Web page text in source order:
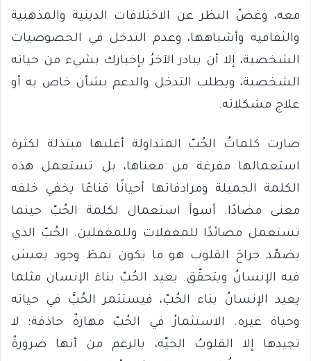
معه، وغضّ النظر عن الاختلافات الدينية والمذهبية
والثقافية وأشباهها، وعدم التدخل في الخصوصيات
الشخصية، إلا أن يبادر الآخرُ بإخبارك بشيء من حياته
الشخصية، ويطلب التدخل والدعم بشأن خاص به أو
علاج مشكلاته.‏
صارت كلماتُ الحُبّ ‏المتداولة أغلبها مبتذلة لكثرة
استعمالها مفرغة من معناها، بل تستعمل هذه
الكلمة الجميلة ومرادفاتها أحيانًا قناعًا يخفي خلفه
معنى مضادًا. أسوأ استعمال لكلمة الحُبّ حينما
تستعمل مصائدًا للمغفلات وللمغفلين. الحُبّ الذي
يضمّد جراحَ القلوب هو ما يكون نمطَ وجود يعيش
فيه الإنسانُ ويتحقّق. يعيد الحُبّ بناءَ الإنسان مثلما
يعيد الإنسانُ بناء الحُبّ، فيستثمر الحُبَّ في حياته
وحياة غيره. الاستثمارُ في الحُبّ مهارةٌ حاذقة؛ لا
تجيدها إلا القلوبُ الحيّة، بالرغم من أنها ضرورةٌ